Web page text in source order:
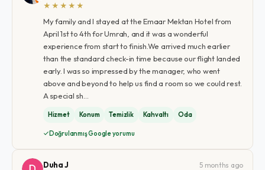
★★★★★
My family and I stayed at the Emaar Mektan Hotel from
April 1st to 4th for Umrah, and it was a wonderful
experience from start to finish.We arrived much earlier
than the standard check-in time because our flight landed
early. I was so impressed by the manager, who went
above and beyond to help us find a room so we could rest.
A special sh…
Hizmet Konum Temizlik Kahvaltı Oda
Doğrulanmış Google yorumu
Duha J
5 months ago